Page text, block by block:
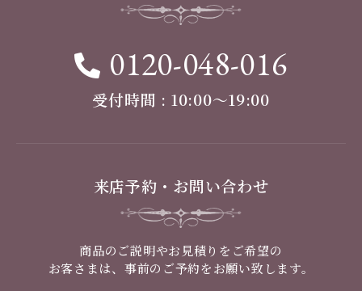
0120-048-016
受付時間 : 10:00〜19:00
来店予約・お問い合わせ
商品のご説明やお見積りをご希望の
お客さまは、事前のご予約をお願い致します。